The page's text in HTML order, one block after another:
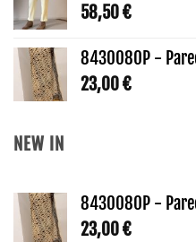
58,50€
8430080P -
23,00€
NEW IN
8430080P -
23,00€